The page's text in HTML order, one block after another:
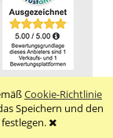
Cookie-Richtlinie
Speichern und den